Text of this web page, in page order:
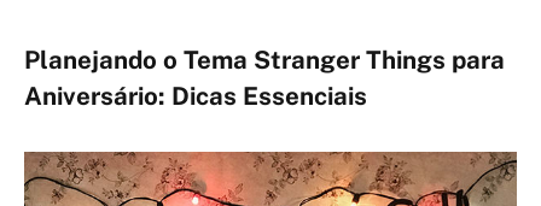
Planejando o Tema Stranger Things para
Aniversário: Dicas Essenciais